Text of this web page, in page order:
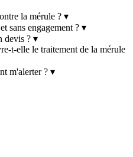
la mérule ? ▾
sans engagement ? ▾
devis ? ▾
t-elle le traitement de la mérule
m'alerter ? ▾